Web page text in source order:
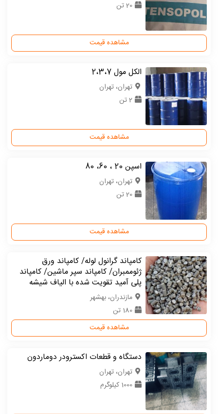
20 تن
مشاهده قیمت
الکل مول 2،3،7
تهران، تهران
2 تن
مشاهده قیمت
اسپن 20 ، 60، 80
تهران، تهران
20 تن
مشاهده قیمت
کامپاند گرانول لوله/ کامپاند ورق
ژئوممبران/ کامپاند سپر ماشین/ کامپاند
پلی آمید تقویت شده با الیاف شیشه
مازندران، بهشهر
180 تن
مشاهده قیمت
دستگاه و قطعات اکسترودر دوماردون
تهران، تهران
1000 کیلوگرم